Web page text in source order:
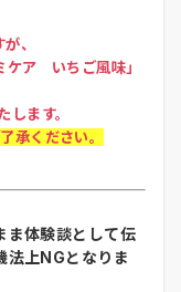
、
ケア いちご風味」
ます。
承ください。
ま体験談として伝
法上NGとなりま